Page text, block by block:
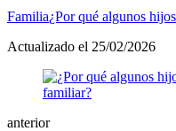
Familia¿Por qué algunos
Actualizado el 25/02/2026
anterior